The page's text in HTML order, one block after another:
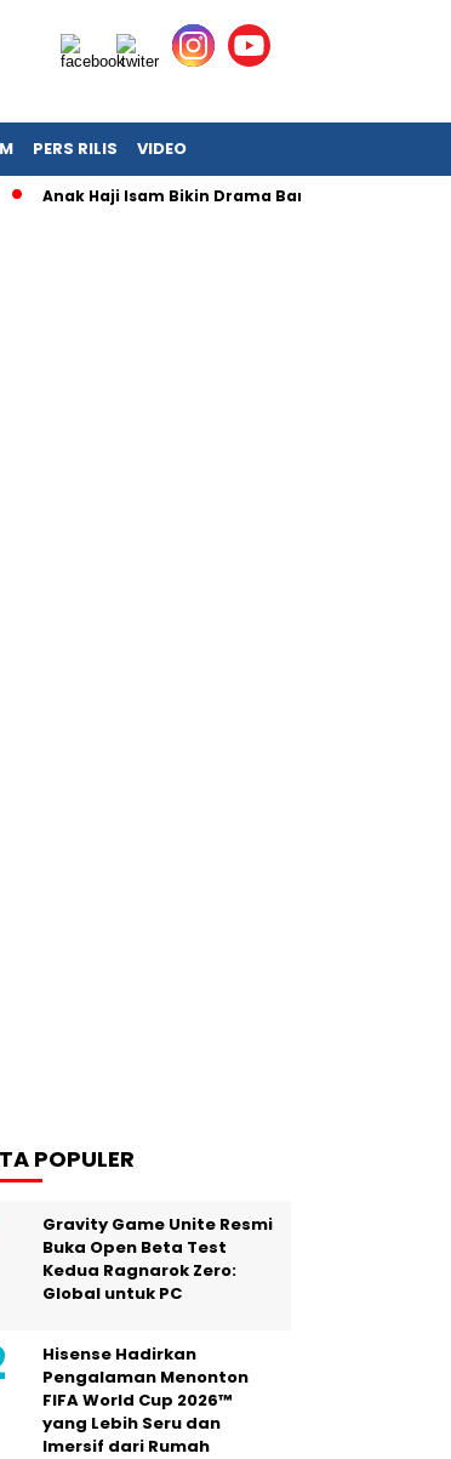
PERS RILIS VIDEO
Anak Haji Isam Bikin Drama Baru: Resmi Jadi Big Boss
POPULER
Gravity Game Unite Resmi
Buka Open Beta Test
Kedua Ragnarok Zero:
Global untuk PC
Hisense Hadirkan
Pengalaman Menonton
FIFA World Cup 2026™
yang Lebih Seru dan
Imersif dari Rumah